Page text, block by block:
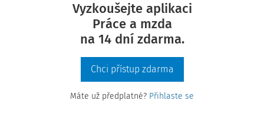
Vyzkoušejte aplikaci
Práce a mzda
na 14 dní zdarma.
Chci přístup zdarma
Máte už předplatné? Přihlaste se